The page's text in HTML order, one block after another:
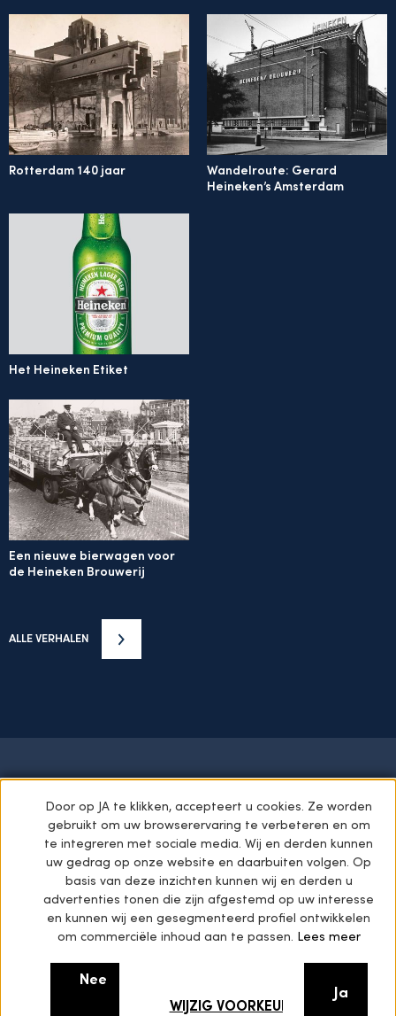
Rotterdam 140 jaar
Wandelroute: Gerard
Heineken’s Amsterdam
Het Heineken Etiket
Een nieuwe bierwagen voor
de Heineken Brouwerij
ALLE VERHALEN
HOME STARS OF THE COLLECTION
DE HEINEKEN COLLECTIE ARCHIEVEN
GREEN GIANTS
COOKIE POLICY OVER ONS
CONTACT HERINNERINGEN IN BEELD
NL
Door op JA te klikken, accepteert u cookies. Ze worden
gebruikt om uw browserervaring te verbeteren en om
te integreren met sociale media. Wij en derden kunnen
uw gedrag op onze website en daarbuiten volgen. Op
basis van deze inzichten kunnen wij en derden u
advertenties tonen die zijn afgestemd op uw interesse
en kunnen wij een gesegmenteerd profiel ontwikkelen
om commerciële inhoud aan te passen.
Lees meer
Nee
WIJZIG VOORKEURSINSTELLINGEN
Ja